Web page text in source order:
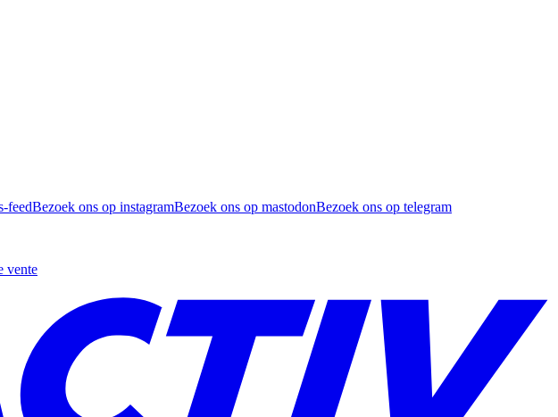
feedBezoek ons op instagramBezoek ons op mastodonBezoek ons op telegram
vente